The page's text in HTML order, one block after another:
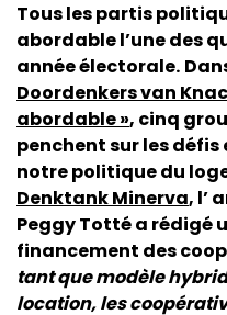
Tous les partis
abordable l’une des
année électorale.
Doordenkers van
abordable », cinq
penchent sur les
notre politique du
Denktank Minerva, l’
Peggy Totté a rédigé
financement des
tant que modèle
location, les